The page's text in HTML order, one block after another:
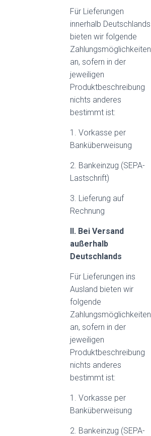
Für Lieferungen
innerhalb Deutschlands
bieten wir folgende
Zahlungsmöglichkeiten
an, sofern in der
jeweiligen
Produktbeschreibung
nichts anderes
bestimmt ist:
1. Vorkasse per
Banküberweisung
2. Bankeinzug (SEPA-
Lastschrift)
3. Lieferung auf
Rechnung
II. Bei Versand
außerhalb
Deutschlands
Für Lieferungen ins
Ausland bieten wir
folgende
Zahlungsmöglichkeiten
an, sofern in der
jeweiligen
Produktbeschreibung
nichts anderes
bestimmt ist:
1. Vorkasse per
Banküberweisung
2. Bankeinzug (SEPA-